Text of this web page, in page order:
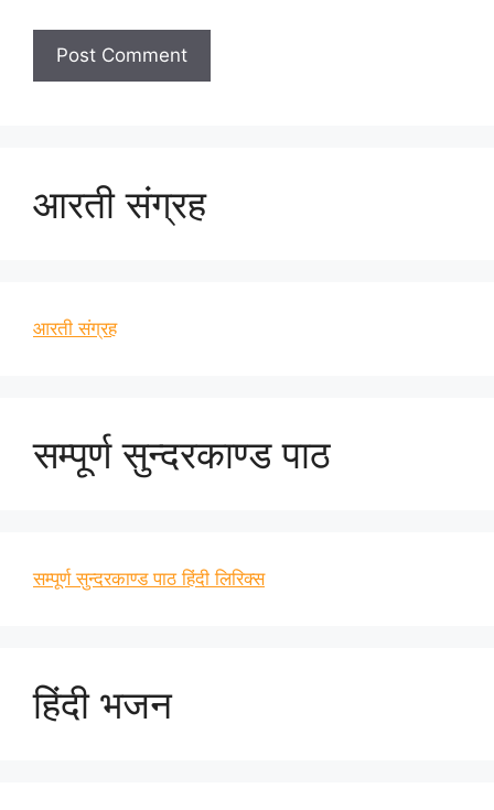
आरती संग्रह
आरती संग्रह
सम्पूर्ण सुन्दरकाण्ड पाठ
सम्पूर्ण सुन्दरकाण्ड पाठ हिंदी लिरिक्स
हिंदी भजन